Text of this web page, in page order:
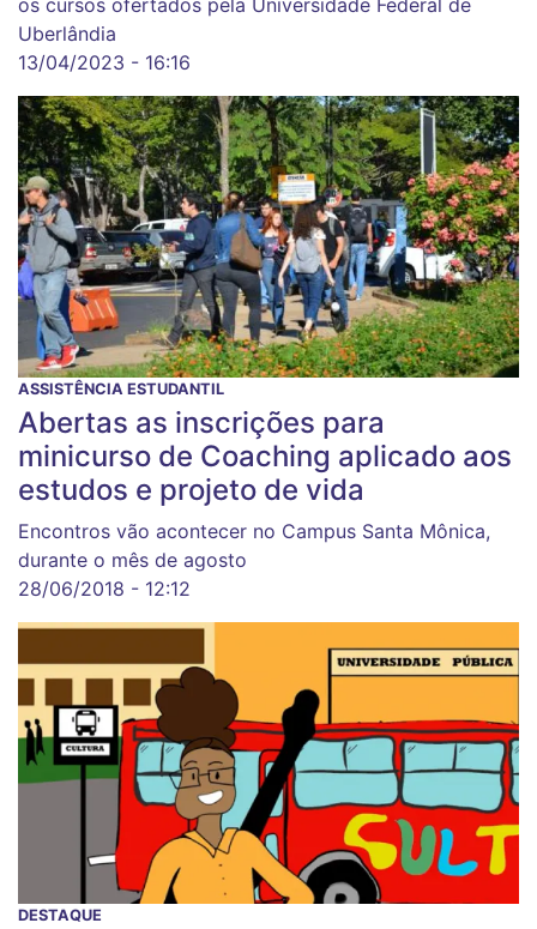
Uberlândia
13/04/2023 - 16:16
ASSISTÊNCIA ESTUDANTIL
Abertas as inscrições para
minicurso de Coaching aplicado aos
estudos e projeto de vida
Encontros vão acontecer no Campus Santa Mônica,
durante o mês de agosto
28/06/2018 - 12:12
DESTAQUE